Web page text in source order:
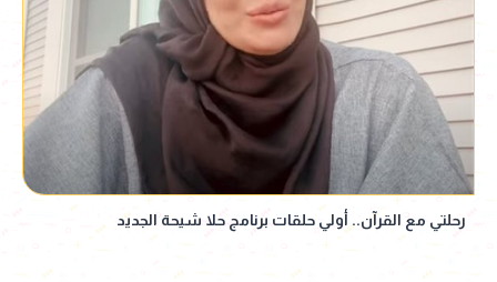
رحلتي مع القرآن.. أولي حلقات برنامج حلا شيحة الجديد